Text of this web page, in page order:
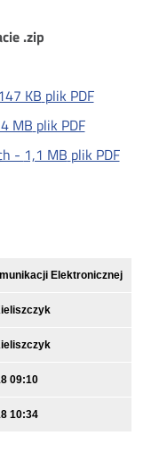
.zip
147 KB plik PDF
MB plik PDF
- 1,1 MB plik PDF
Elektronicznej
09:10
10:34